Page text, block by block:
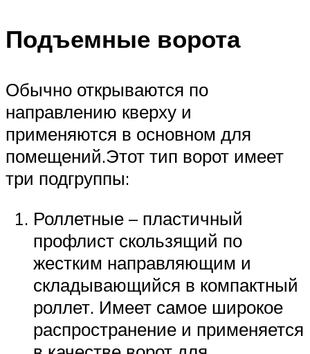
Подъемные ворота
Обычно открываются по
направлению кверху и
применяются в основном для
помещений.Этот тип ворот имеет
три подгруппы:
Роллетные – пластичный
профлист скользящий по
жестким направляющим и
складывающийся в компактный
роллет. Имеет самое широкое
распространение и применяется